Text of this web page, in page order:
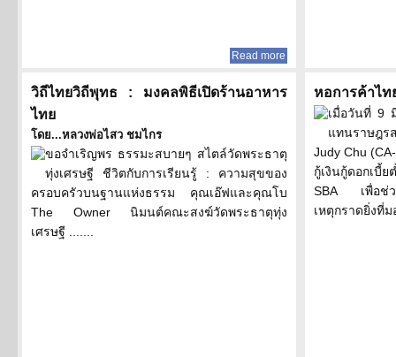
Read more
วิถีไทยวิถีพุทธ : มงคลพิธีเปิดร้านอาหาร
ไทย
โดย...หลวงพ่อไสว ชมไกร
ขอจำเริญพร ธรรมะสบายๆ สไตล์วัดพระธาตุ
ทุ่งเศรษฐี ชีวิตกับการเรียนรู้ : ความสุขของ
ครอบครัวบนฐานแห่งธรรม คุณเอ๊ฟและคุณโบ
The Owner นิมนต์คณะสงฆ์วัดพระธาตุทุ่ง
เศรษฐี .......
หอการค้าไท
เมื่อวันที่ 9
แทนราษฎร
Judy Chu
กู้เงินกู้ดอกเบี้ย
SBA เพื่อช่วย
เหตุกราดยิ่งที่ม